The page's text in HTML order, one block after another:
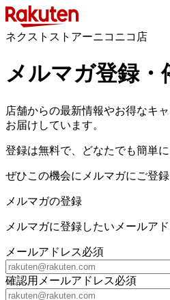
ネクストストアーニコニコ店
メルマガ登録・
店舗からの最新情報やお得なキ
お届けしています。
登録は無料で、どなたでも簡単
ぜひこの機会にメルマガにご登録
メルマガの登録
メルマガに登録したいメールア
メールアドレス必須
確認用メールアドレス必須